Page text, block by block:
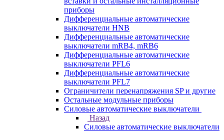
приборы
Дифференциальные автоматические
выключатели HNB
Дифференциальные автоматические
выключатели mRB4, mRB6
Дифференциальные автоматические
выключатели PFL6
Дифференциальные автоматические
выключатели PFL7
Ограничители перенапряжения SP и другие
Остальные модульные приборы
Силовые автоматические выключатели
Назад
Силовые автоматические выключатели